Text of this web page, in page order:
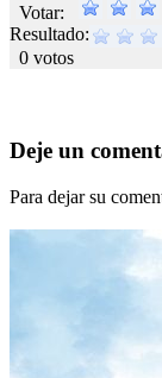
Votar:
Resultado:
0 votos
Deje un
Para dejar su